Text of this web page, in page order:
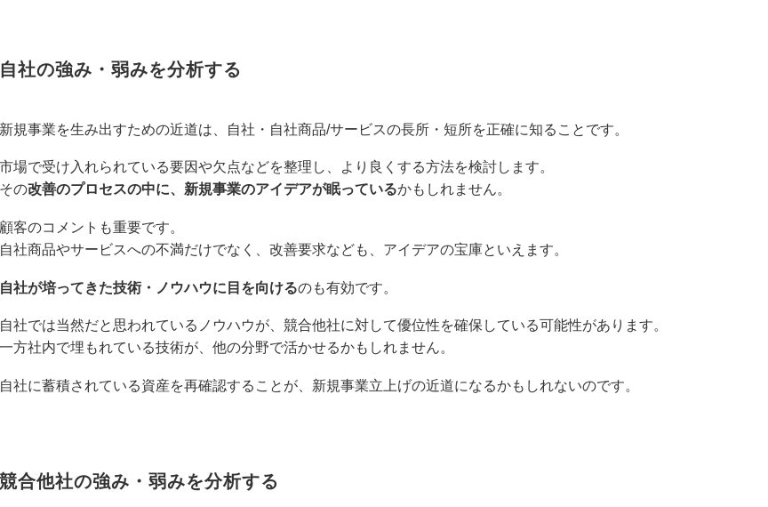
自社の強み・弱みを分析する
新規事業を生み出すための近道は、自社・自社商品/サービスの長所・短所を正確に知ることです。
市場で受け入れられている要因や欠点などを整理し、より良くする方法を検討します。
その改善のプロセスの中に、新規事業のアイデアが眠っているかもしれません。
顧客のコメントも重要です。
自社商品やサービスへの不満だけでなく、改善要求なども、アイデアの宝庫といえます。
自社が培ってきた技術・ノウハウに目を向けるのも有効です。
自社では当然だと思われているノウハウが、競合他社に対して優位性を確保している可能性があります。
一方社内で埋もれている技術が、他の分野で活かせるかもしれません。
自社に蓄積されている資産を再確認することが、新規事業立上げの近道になるかもしれないのです。
競合他社の強み・弱みを分析する